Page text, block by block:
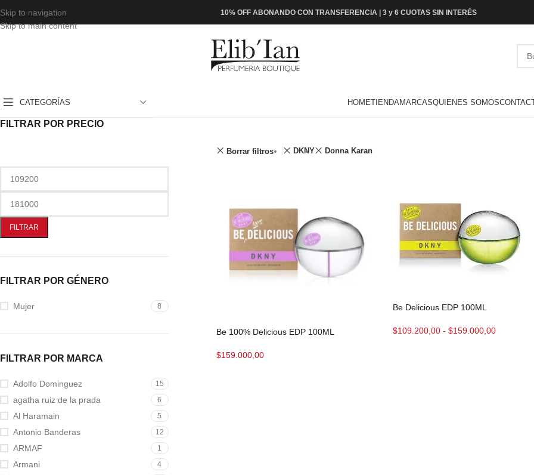
Skip to navigation
Skip to main content
10% OFF ABONANDO CON TRANSFERENCIA | 3 y 6 CUOTAS SIN INTERÉS
CATEGORÍAS HOMETIENDAMARCASQUIENES SOMOS
FILTRAR POR PRECIO
FILTRAR
FILTRAR POR GÉNERO
Mujer 8
FILTRAR POR MARCA
Adolfo Dominguez 15
agatha ruiz de la prada 6
Al Haramain 5
Antonio Banderas 12
ARMAF 1
Armani 4
Borrar filtros DKNY Donna Karan
Be 100% Delicious EDP 100ML
$159.000,00
Be Delicious EDP 100ML
$109.200,00 - $159.000,00